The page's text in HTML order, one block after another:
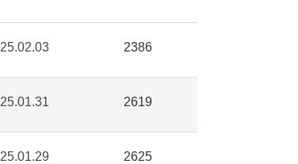
25.02.03 2386
25.01.31 2619
25.01.29 2625